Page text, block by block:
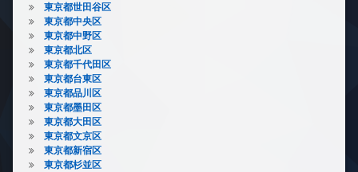
東京都世田谷区
東京都中央区
東京都中野区
東京都北区
東京都千代田区
東京都台東区
東京都品川区
東京都墨田区
東京都大田区
東京都文京区
東京都新宿区
東京都杉並区